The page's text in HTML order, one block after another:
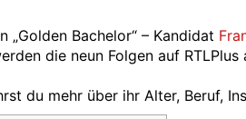
„Golden Bachelor“ – Kandidat
die neun Folgen auf
du mehr über ihr Alter, Beruf,